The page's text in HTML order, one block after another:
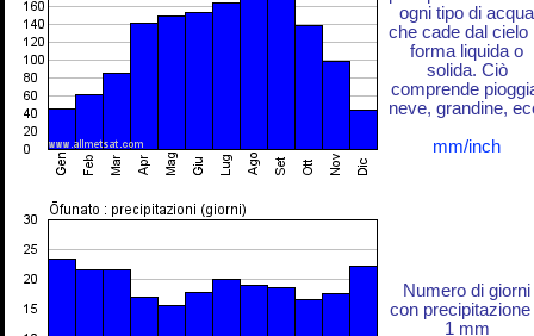
ogni tipo di acqua
che cade dal cielo
forma liquida o
solida. Ciò
comprende
neve, grandine,
mm/inch
Numero di giorni
con precipitazione
1 mm